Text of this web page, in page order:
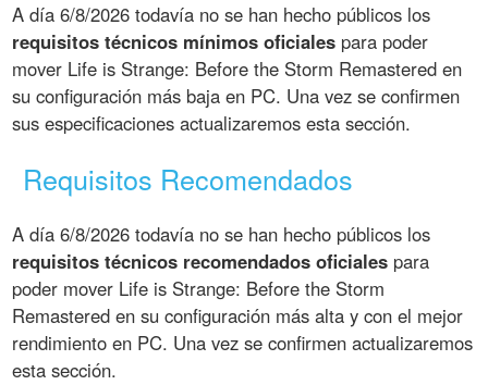
A día 6/8/2026 todavía no se han hecho públicos los
requisitos técnicos mínimos oficiales para poder
mover Life is Strange: Before the Storm Remastered en
su configuración más baja en PC. Una vez se confirmen
sus especificaciones actualizaremos esta sección.
Requisitos Recomendados
A día 6/8/2026 todavía no se han hecho públicos los
requisitos técnicos recomendados oficiales para
poder mover Life is Strange: Before the Storm
Remastered en su configuración más alta y con el mejor
rendimiento en PC. Una vez se confirmen actualizaremos
esta sección.